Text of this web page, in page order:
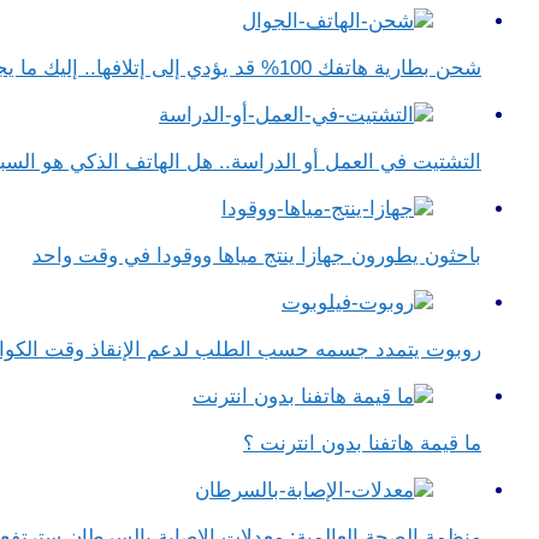
شحن بطارية هاتفك 100% قد يؤدي إلى إتلافها.. إليك ما يجب فعله
التشتيت في العمل أو الدراسة.. هل الهاتف الذكي هو
باحثون يطورون جهازا ينتج مياها ووقودا في وقت واحد
روبوت يتمدد جسمه حسب الطلب لدعم الإنقاذ وقت
ما قيمة هاتفنا بدون انترنت ؟